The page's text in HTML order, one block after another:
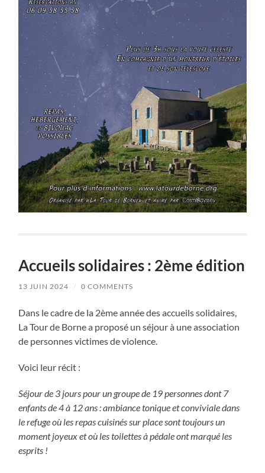
Accueils solidaires : 2ème édition
13 JUIN 2024 / 0 COMMENTS
Dans le cadre de la 2ème année des accueils solidaires,
La Tour de Borne a proposé un séjour à une association
de personnes victimes de violence.
Voici leur récit :
Séjour de 3 jours pour un groupe de 19 personnes dont 7
enfants de 4 à 12 ans : ambiance tonique et conviviale dans
le refuge où les repas cuisinés sur place sont toujours un
moment joyeux et où les toilettes à pédale ont marqué les
esprits !